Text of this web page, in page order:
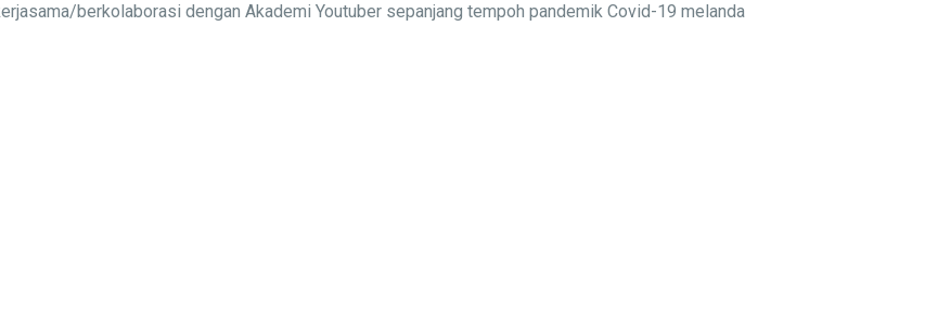
berkolaborasi dengan Akademi Youtuber sepanjang tempoh pandemik Covid-19 melanda